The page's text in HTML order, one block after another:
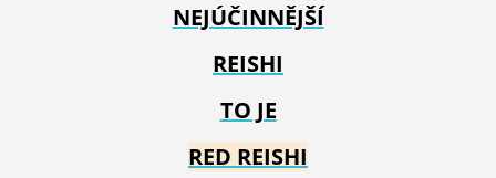
NEJÚČINNĚJŠÍ
REISHI
TO JE
RED REISHI